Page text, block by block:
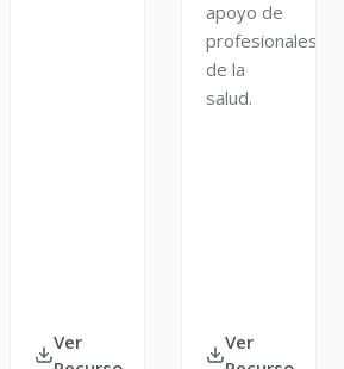
Ver
apoyo de
profesionales
de la
salud.
Ver